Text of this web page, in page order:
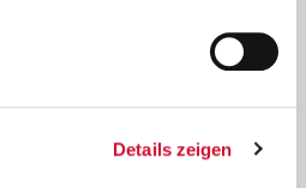
Details zeigen